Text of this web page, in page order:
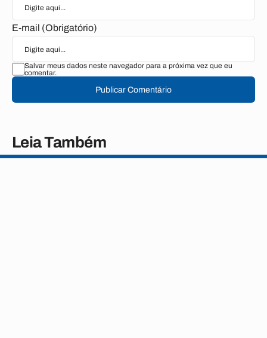
E-mail (Obrigatório)
Salvar meus dados neste navegador para a próxima vez que eu
comentar.
Publicar Comentário
Leia Também